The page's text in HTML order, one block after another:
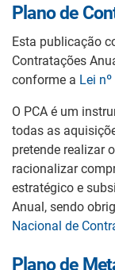
Plano de
Esta publicação
Contratações
conforme a Lei
O PCA é um
todas as
pretende realizar
racionalizar
estratégico e
Anual, sendo
Nacional de
Plano de